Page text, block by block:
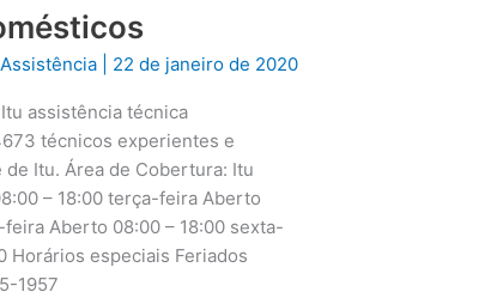
22 de janeiro de 2020
assistência técnica
técnicos experientes e
Itu. Área de Cobertura: Itu
– 18:00 terça-feira Aberto
Aberto 08:00 – 18:00 sexta-
Horários especiais Feriados
1957